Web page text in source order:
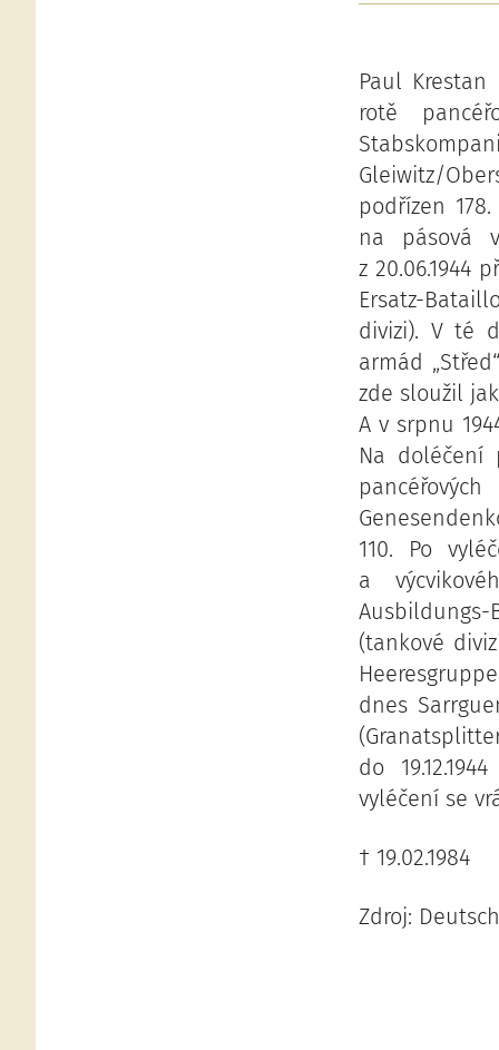
Paul Krestan
rotě
Gleiwitz/
podřízen
na pásová
z 20.06.1944
Ersatz-
divizi). V té
armád
zde sloužil
A v srpnu
Na doléčení
110. Po
a
Ausbildungs-
(tankové
dnes
do
vyléčení se
† 19.02.1984
Zdroj: